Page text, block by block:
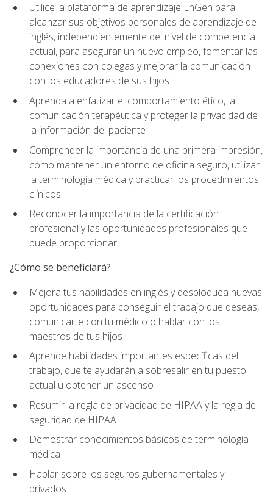
Utilice la plataforma de aprendizaje EnGen para
alcanzar sus objetivos personales de aprendizaje de
inglés, independientemente del nivel de competencia
actual, para asegurar un nuevo empleo, fomentar las
conexiones con colegas y mejorar la comunicación
con los educadores de sus hijos
Aprenda a enfatizar el comportamiento ético, la
comunicación terapéutica y proteger la privacidad de
la información del paciente
Comprender la importancia de una primera impresión,
cómo mantener un entorno de oficina seguro, utilizar
la terminología médica y practicar los procedimientos
clínicos
Reconocer la importancia de la certificación
profesional y las oportunidades profesionales que
puede proporcionar.
¿Cómo se beneficiará?
Mejora tus habilidades en inglés y desbloquea nuevas
oportunidades para conseguir el trabajo que deseas,
comunicarte con tu médico o hablar con los
maestros de tus hijos
Aprende habilidades importantes específicas del
trabajo, que te ayudarán a sobresalir en tu puesto
actual u obtener un ascenso
Resumir la regla de privacidad de HIPAA y la regla de
seguridad de HIPAA
Demostrar conocimientos básicos de terminología
médica
Hablar sobre los seguros gubernamentales y
privados